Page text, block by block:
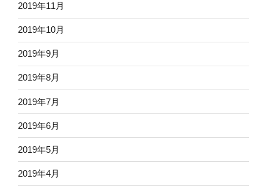
2019年11月
2019年10月
2019年9月
2019年8月
2019年7月
2019年6月
2019年5月
2019年4月